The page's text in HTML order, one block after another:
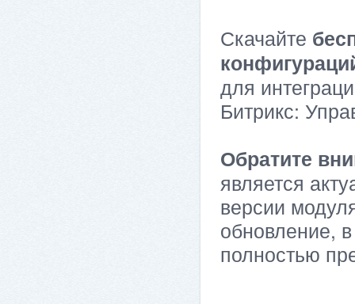
Скачайте
для
Битрикс:
Обратите
является
версии
обновление,
полностью